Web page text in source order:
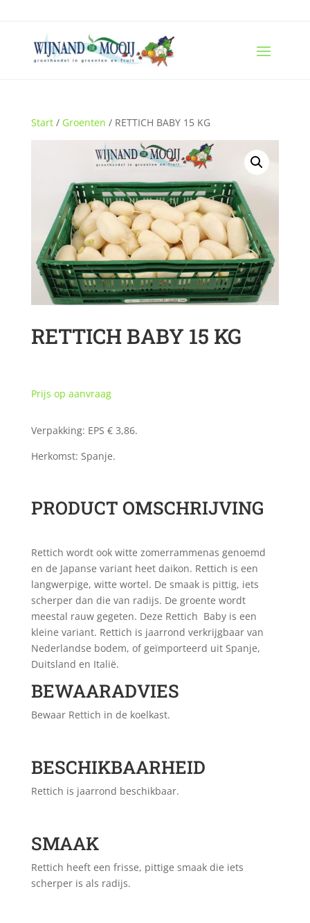
Start/ Groenten / RETTICH BABY 15 KG
RETTICH BABY 15 KG
Prijs op aanvraag
Verpakking: EPS € 3,86.
Herkomst: Spanje.
PRODUCT OMSCHRIJVING
Rettich wordt ook witte zomerrammenas genoemd
en de Japanse variant heet daikon. Rettich is een
langwerpige, witte wortel. De smaak is pittig, iets
scherper dan die van radijs. De groente wordt
meestal rauw gegeten. Deze Rettich Baby is een
kleine variant. Rettich is jaarrond verkrijgbaar van
Nederlandse bodem, of geïmporteerd uit Spanje,
Duitsland en Italië.
BEWAARADVIES
Bewaar Rettich in de koelkast.
BESCHIKBAARHEID
Rettich is jaarrond beschikbaar.
SMAAK
Rettich heeft een frisse, pittige smaak die iets
scherper is als radijs.